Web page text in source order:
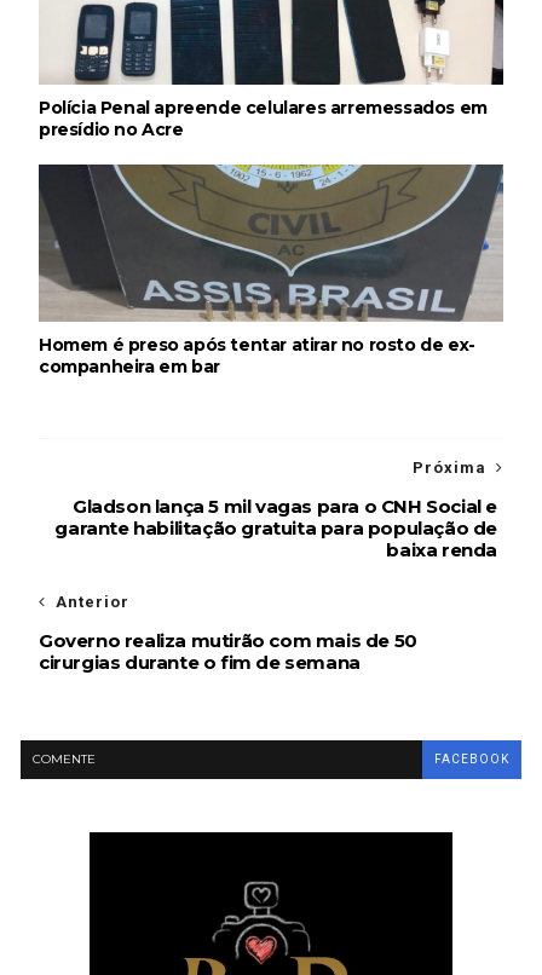
Polícia Penal apreende celulares arremessados em
presídio no Acre
Homem é preso após tentar atirar no rosto de ex-
companheira em bar
Próxima
Gladson lança 5 mil vagas para o CNH Social e
garante habilitação gratuita para população de
baixa renda
Anterior
Governo realiza mutirão com mais de 50
cirurgias durante o fim de semana
COMENTE FACEBOOK